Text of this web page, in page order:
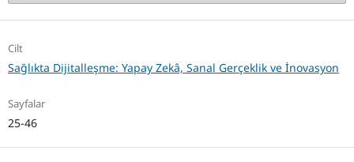
Cilt
Sağlıkta Dijitalleşme: Yapay Zekâ, Sanal Gerçeklik ve İnovasyon
Sayfalar
25-46